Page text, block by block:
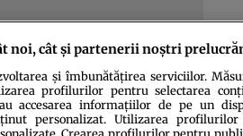
noi, cât și partenerii noștri
și îmbunătățirea serviciilor.
profilurilor pentru selectarea
accesarea informațiilor de pe un
personalizat. Utilizarea
Crearea profilurilor pentru